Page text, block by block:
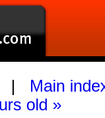
| Main
old »